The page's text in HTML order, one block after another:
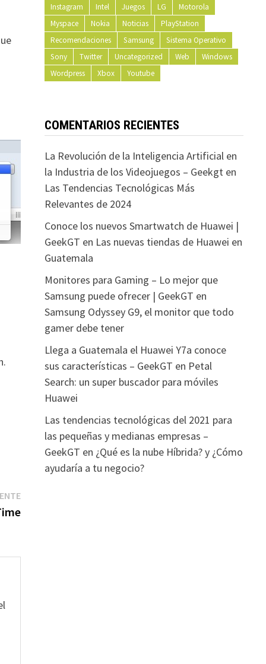
Entrada
siguiente:
Instagram
Intel Juegos LG
Motorola
Myspace
Nokia Noticias
PlayStation
Recomendaciones
Samsung
Sistema Operativo
Sony
Twitter Uncategorized Web
Windows
Wordpress
Xbox Youtube
COMENTARIOS RECIENTES
La Revolución de la Inteligencia Artificial en
la Industria de los Videojuegos – Geekgten
Las Tendencias Tecnológicas Más
Relevantes de 2024
Conoce los nuevos Smartwatch de Huawei |
GeekGT en Las nuevas tiendas de Huawei en
Guatemala
Monitores para Gaming – Lo mejor que
Samsung puede ofrecer | GeekGT en
Samsung Odyssey G9, el monitor que todo
gamer debe tener
Llega a Guatemala el Huawei Y7a conoce
sus características – GeekGT en Petal
Search: un super buscador para móviles
Huawei
Las tendencias tecnológicas del 2021 para
las pequeñas y medianas empresas –
GeekGT en ¿Qué es la nube Híbrida? y ¿Cómo
ayudaría a tu negocio?